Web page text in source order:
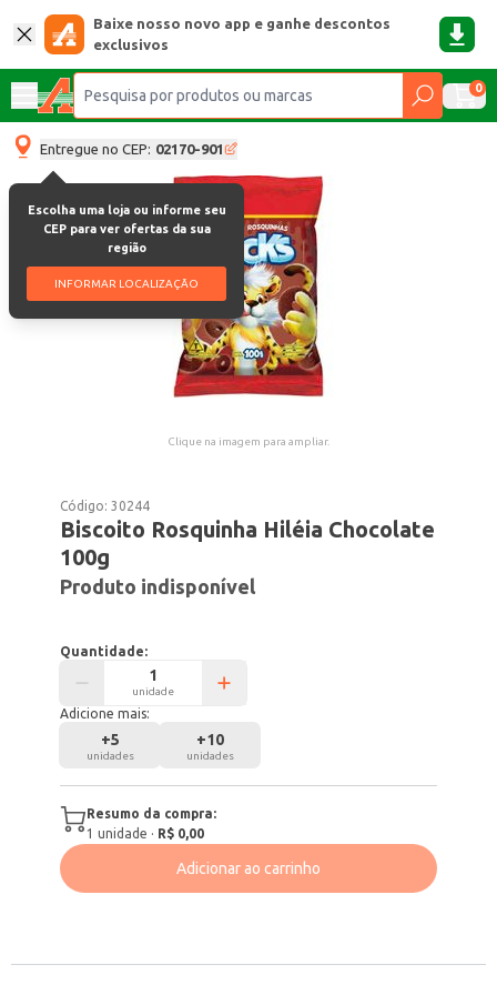
Baixe nosso novo app e ganhe descontos
exclusivos
0
Entregue no CEP: 02170-901
Escolha uma loja ou informe seu
CEP para ver ofertas da sua
região
INFORMAR LOCALIZAÇÃO
Clique na imagem para ampliar.
Código:30244
Biscoito Rosquinha Hiléia Chocolate
100g
Produto indisponível
Quantidade:
unidade
Adicione mais:
+5
unidades
+10
unidades
Resumo da compra:
1 unidade · R$ 0,00
Adicionar ao carrinho